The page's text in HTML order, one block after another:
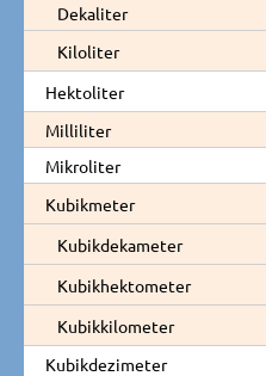
Dekaliter
Kiloliter
Hektoliter
Milliliter
Mikroliter
Kubikmeter
Kubikdekameter
Kubikhektometer
Kubikkilometer
Kubikdezimeter